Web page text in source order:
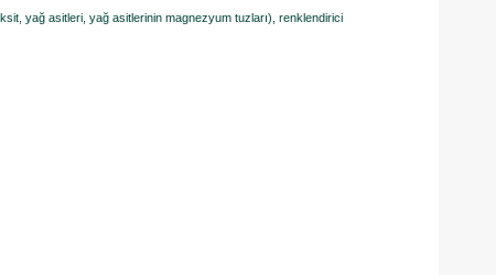
yağ asitleri, yağ asitlerinin magnezyum tuzları), renklendirici